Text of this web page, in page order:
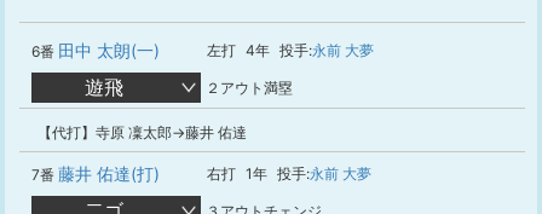
6番 田中 太朗(一) 左打 4年 投手:永前 大夢
遊飛 ２アウト満塁
【代打】寺原 凜太郎→藤井 佑達
7番 藤井 佑達(打) 右打 1年 投手:永前 大夢